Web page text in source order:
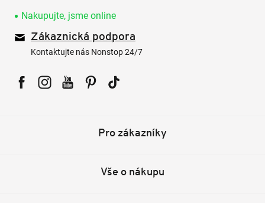
Nakupujte, jsme online
Zákaznická podpora
Kontaktujte nás Nonstop 24/7
Pro zákazníky
Vše o nákupu